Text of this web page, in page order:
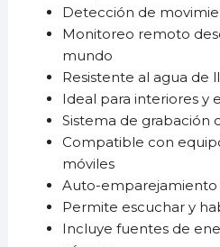
Detección de
Monitoreo remoto
mundo
Resistente al agua de
Ideal para interiores y
Sistema de grabación
Compatible con
móviles
Auto-emparejamiento
Permite escuchar y
Incluye fuentes de